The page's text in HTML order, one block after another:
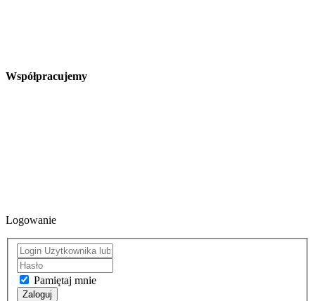
Współpracujemy
Logowanie
Pamiętaj mnie
Zaloguj